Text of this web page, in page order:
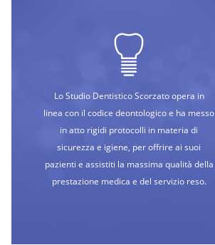
Lo Studio Dentistico Scorzato opera in
linea con il codice deontologico e ha messo
in atto rigidi protocolli in materia di
sicurezza e igiene, per offrire ai suoi
pazienti e assistiti la massima qualità della
prestazione medica e del servizio reso.